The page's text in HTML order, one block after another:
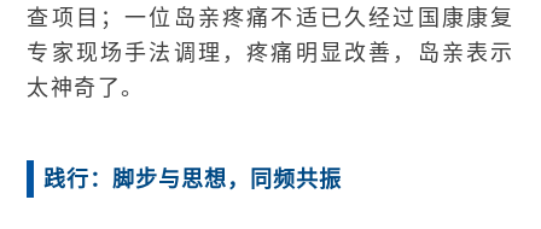
查项目；一位岛亲疼痛不适已久经过国康康复
专家现场手法调理，疼痛明显改善，岛亲表示
太神奇了。
践行：脚步与思想，同频共振